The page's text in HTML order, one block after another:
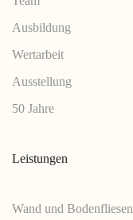
Ausbildung
Wertarbeit
Ausstellung
50 Jahre
Leistungen
Wand und Bodenfliesen